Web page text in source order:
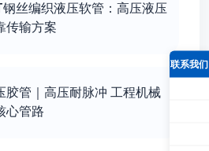
钢丝编织液压软管：高压液压
传输方案
胶管｜高压耐脉冲 工程机械
心管路
联系我们